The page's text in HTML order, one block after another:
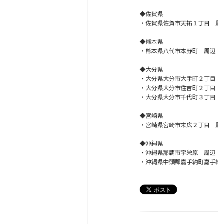
◆佐賀県
・佐賀県佐賀市天祐１丁目
◆熊本県
・熊本県八代市本野町 周辺
◆大分県
・大分県大分市大手町２丁
・大分県大分市住吉町２丁
・大分県大分市千代町３丁
◆宮崎県
・宮崎県宮崎市末広２丁目
◆沖縄県
・沖縄県那覇市宇栄原 周辺
・沖縄県中頭郡嘉手納町嘉